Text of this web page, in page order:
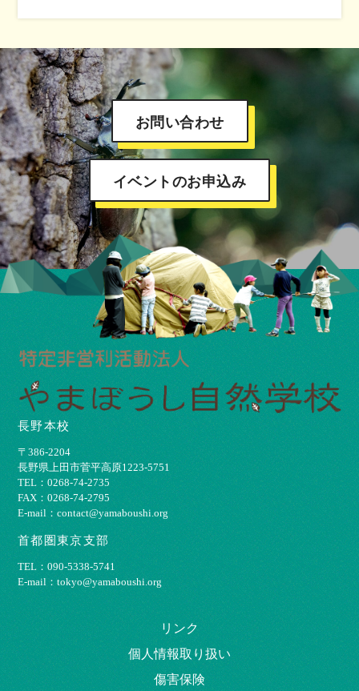
お問い合わせ
イベントのお申込み
長野本校
〒386-2204
⻑野県上⽥市菅平⾼原1223-5751
TEL：0268-74-2735
FAX：0268-74-2795
E-mail：contact@yamaboushi.org
首都圏東京支部
TEL：090-5338-5741
E-mail：tokyo@yamaboushi.org
リンク
個⼈情報取り扱い
傷害保険